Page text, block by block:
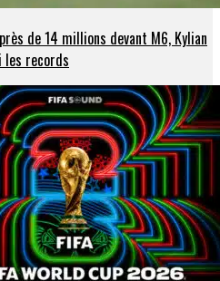
de 14 millions devant M6, Kylian
les records